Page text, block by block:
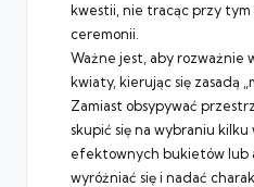
kwestii, nie tracąc przy
ceremonii.
Ważne jest, aby rozważnie
kwiaty, kierując się zasadą
Zamiast obsypywać
skupić się na wybraniu
efektownych bukietów lub
wyróżniać się i nadać